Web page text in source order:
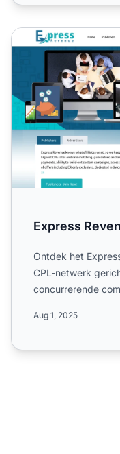
Express Revenue
Express
Ontdek het
CPL-netwerk
concurrerende
Aug 1, 2025